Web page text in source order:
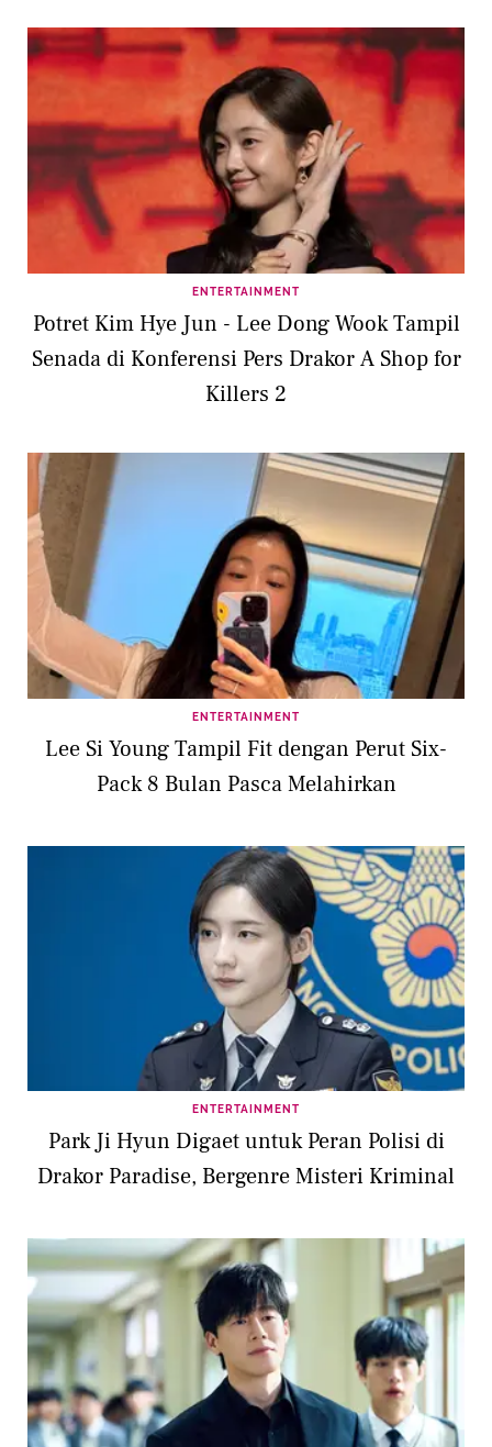
ENTERTAINMENT
Potret Kim Hye Jun - Lee Dong Wook Tampil
Senada di Konferensi Pers Drakor A Shop for
Killers 2
ENTERTAINMENT
Lee Si Young Tampil Fit dengan Perut Six-
Pack 8 Bulan Pasca Melahirkan
ENTERTAINMENT
Park Ji Hyun Digaet untuk Peran Polisi di
Drakor Paradise, Bergenre Misteri Kriminal